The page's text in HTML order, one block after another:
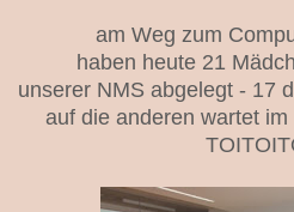
am Weg zum
haben heute 21
unserer NMS abgelegt - 17
auf die anderen wartet